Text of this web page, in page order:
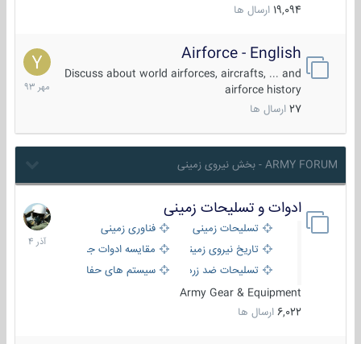
19,094 ارسال ها
Airforce - English
Discuss about world airforces, aircrafts, ... and
airforce history
27 ارسال ها
15
مهر
1393
ARMY FORUM - بخش نیروی زمینی
ادوات و تسلیحات زمینی
تسلیحات زمینی
فناوری زمینی
تاریخ نیروی زمینی
مقایسه ادوات جنگی
تسلیحات ضد زره
سیستم های حفاظت فعال
Army Gear & Equipment
6,022 ارسال ها
21
آذر
1404